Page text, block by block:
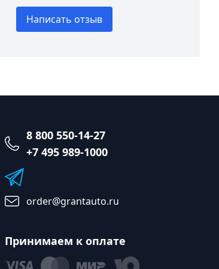
Написать отзыв
8 800 550-14-27
+7 495 989-1000
order@grantauto.ru
Принимаем к оплате